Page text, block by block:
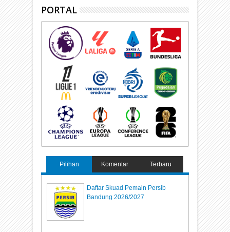
PORTAL
Pilihan Komentar Terbaru
Daftar Skuad Pemain Persib
Bandung 2026/2027